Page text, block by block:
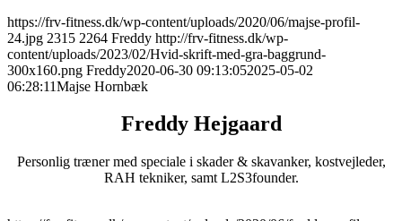
https://frv-fitness.dk/wp-content/uploads/2020/06/majse-profil-
24.jpg 2315 2264 Freddy http://frv-fitness.dk/wp-
content/uploads/2023/02/Hvid-skrift-med-gra-baggrund-
300x160.png Freddy2020-06-30 09:13:052025-05-02
06:28:11Majse Hornbæk
Freddy Hejgaard
Personlig træner med speciale i skader & skavanker, kostvejleder,
RAH tekniker, samt L2S3founder.